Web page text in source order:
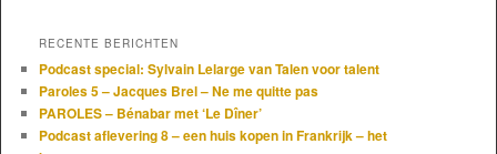
RECENTE BERICHTEN
Podcast special: Sylvain Lelarge van Talen voor talent
Paroles 5 – Jacques Brel – Ne me quitte pas
PAROLES – Bénabar met ‘Le Dîner’
Podcast aflevering 8 – een huis kopen in Frankrijk – het